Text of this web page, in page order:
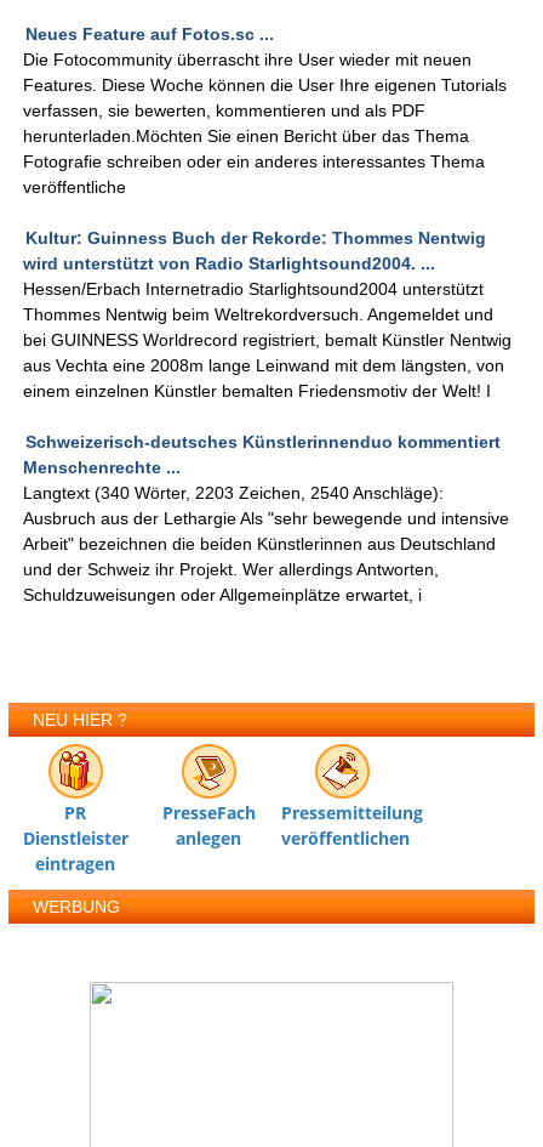
Neues Feature auf Fotos.sc ...
Die Fotocommunity überrascht ihre User wieder mit neuen
Features. Diese Woche können die User Ihre eigenen Tutorials
verfassen, sie bewerten, kommentieren und als PDF
herunterladen.Möchten Sie einen Bericht über das Thema
Fotografie schreiben oder ein anderes interessantes Thema
veröffentliche
Kultur: Guinness Buch der Rekorde: Thommes Nentwig
wird unterstützt von Radio Starlightsound2004. ...
Hessen/Erbach Internetradio Starlightsound2004 unterstützt
Thommes Nentwig beim Weltrekordversuch. Angemeldet und
bei GUINNESS Worldrecord registriert, bemalt Künstler Nentwig
aus Vechta eine 2008m lange Leinwand mit dem längsten, von
einem einzelnen Künstler bemalten Friedensmotiv der Welt! I
Schweizerisch-deutsches Künstlerinnenduo kommentiert
Menschenrechte ...
Langtext (340 Wörter, 2203 Zeichen, 2540 Anschläge):
Ausbruch aus der Lethargie Als "sehr bewegende und intensive
Arbeit" bezeichnen die beiden Künstlerinnen aus Deutschland
und der Schweiz ihr Projekt. Wer allerdings Antworten,
Schuldzuweisungen oder Allgemeinplätze erwartet, i
NEU HIER ?
PR
Dienstleister
eintragen
PresseFach
anlegen
Pressemitteilung
veröffentlichen
WERBUNG